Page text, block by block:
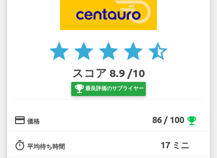
star star star star star_half
スコア 8.9 /10
emoji_events 最良評価のサプライヤー
credit_card 価格 86 / 100 emoji_events
timer 平均待ち時間 17 ミニ